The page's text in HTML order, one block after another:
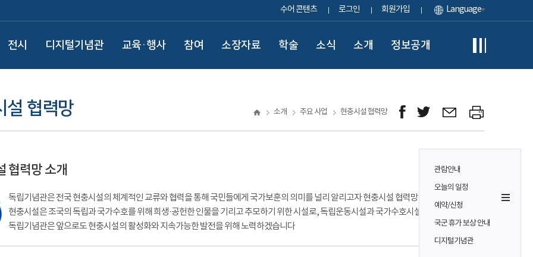
수어 콘텐츠 로그인 회원가입 Language
전시 디지털기념관 교육·행사 참여 소장자료 학술 소식 소개 정보공개
관람안내
오늘의 일정
예약/신청
국군 휴가 보상 안내
디지털기념관
설 협력망 소개 주요 사업 현충시설 협력망
협력망 소개
독립기념관은 전국 현충시설의 체계적인 교류와 협력을 통해 국민들에게 국가보훈의 의미를 널리 알리고자 현충시설 협력망 사업을 운영합니다.
현충시설은 조국의 독립과 국가수호를 위해 희생·공헌한 인물을 기리고 추모하기 위한 시설로, 독립운동시설과 국가수호시설로 구분됩니다.
독립기념관은 앞으로도 현충시설의 활성화와 지속가능한 발전을 위해 노력하겠습니다